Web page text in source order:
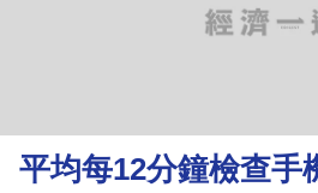
理
財
平均每12分鐘檢查手